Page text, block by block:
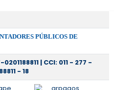
PÚBLICOS DE
| CCI: 011 - 277 -
- 18